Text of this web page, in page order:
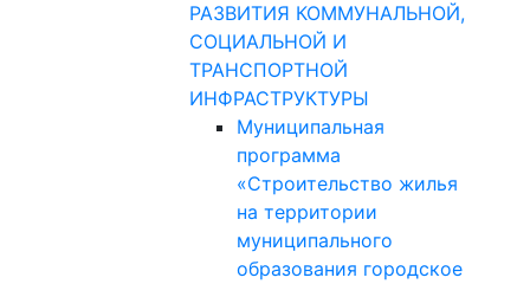
РАЗВИТИЯ КОММУНАЛЬНОЙ,
СОЦИАЛЬНОЙ И
ТРАНСПОРТНОЙ
ИНФРАСТРУКТУРЫ
Муниципальная
программа
«Строительство жилья
на территории
муниципального
образования городское